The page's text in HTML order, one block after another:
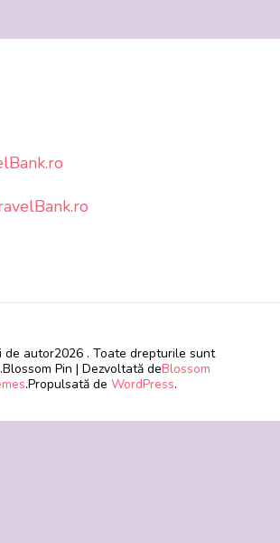
autor2026 . Toate drepturile sunt
Blossom Pin | Dezvoltată deBlossom
.Propulsată de WordPress.